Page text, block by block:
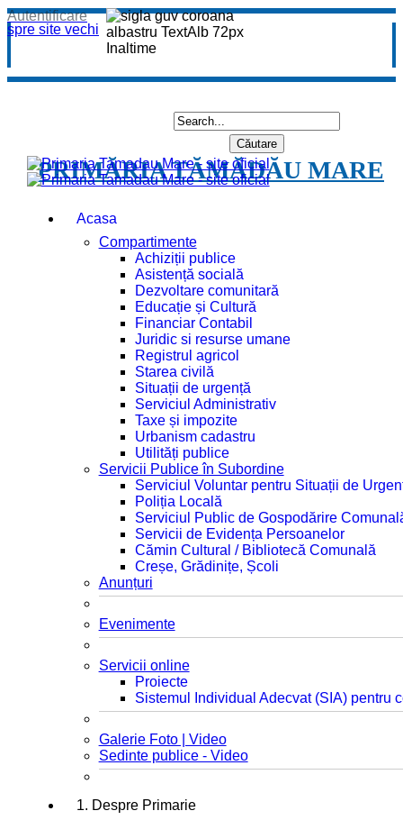
spre site vechi
Autentificare
PRIMĂRIA TĂMĂDĂU MARE
Acasa
Compartimente
Achiziții publice
Asistență socială
Dezvoltare comunitară
Educație și Cultură
Financiar Contabil
Juridic si resurse umane
Registrul agricol
Starea civilă
Situații de urgență
Serviciul Administrativ
Taxe și impozite
Urbanism cadastru
Utilități publice
Servicii Publice în Subordine
Serviciul Voluntar pentru Situații de
Poliția Locală
Serviciul Public de Gospodărire
Servicii de Evidența Persoanelor
Cămin Cultural / Bibliotecă Comunală
Creșe, Grădinițe, Școli
Anunțuri
Evenimente
Servicii online
Proiecte
Sistemul Individual Adecvat (SIA) pentru
Galerie Foto | Video
Sedinte publice - Video
1. Despre Primarie